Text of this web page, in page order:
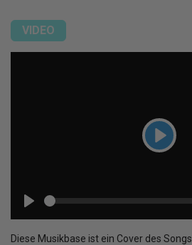
VIDEO
Play
Seek
Diese Musikbase ist ein Cover des Songs